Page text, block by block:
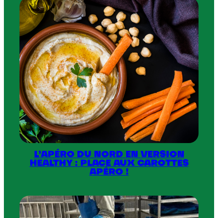
Vieux
Lille
n’a
jamais
été
de
Lille !
L’APÉRO DU NORD EN VERSION
HEALTHY : PLACE AUX CAROTTES
APÉRO !
L’apéro
du
Nord